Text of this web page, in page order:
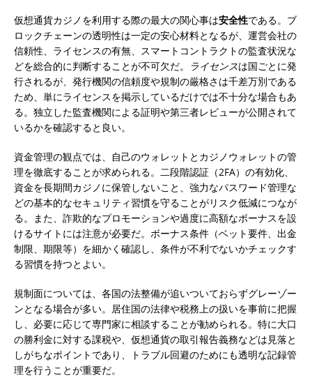
仮想通貨カジノを利用する際の最大の関心事は安全性である。ブ
ロックチェーンの透明性は一定の安心材料となるが、運営会社の
信頼性、ライセンスの有無、スマートコントラクトの監査状況な
どを総合的に判断することが不可欠だ。
ライセンスは国ごとに発
行されるが、発行機関の信頼度や規制の厳格さは千差万別である
ため、単にライセンスを掲示しているだけでは不十分な場合もあ
る。独立した監査機関による証明や第三者レビューが公開されて
いるかを確認すると良い。
資金管理の観点では、自己のウォレットとカジノウォレットの管
理を徹底することが求められる。二段階認証（2FA）の有効化、
資金を長期間カジノに保管しないこと、強力なパスワード管理な
どの基本的なセキュリティ習慣を守ることがリスク低減につなが
る。また、詐欺的なプロモーションや過度に高額なボーナスを設
けるサイトには注意が必要だ。ボーナス条件（ベット要件、出金
制限、期限等）を細かく確認し、条件が不利でないかチェックす
る習慣を持つとよい。
規制面については、各国の法整備が追いついておらずグレーゾー
ンとなる場合が多い。居住国の法律や税務上の扱いを事前に把握
し、必要に応じて専門家に相談することが勧められる。特に大口
の勝利金に対する課税や、仮想通貨の取引報告義務などは見落と
しがちなポイントであり、トラブル回避のためにも透明な記録管
理を行うことが重要だ。